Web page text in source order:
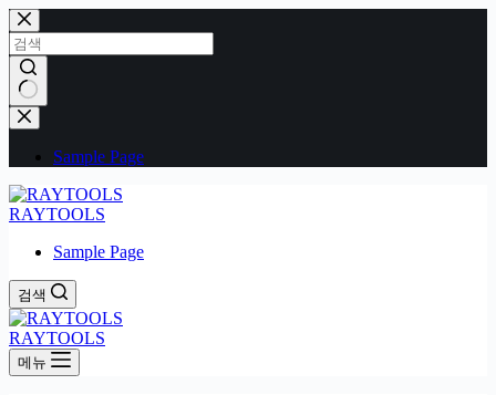
본
문
으
로
건
너
기
결
음
Sample Page
RAYTOOLS
Sample Page
검색
RAYTOOLS
메뉴